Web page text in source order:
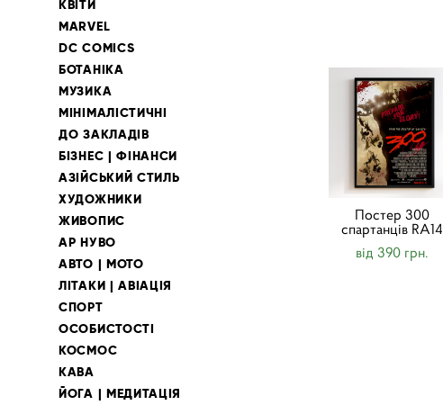
КВІТИ
MARVEL
DC COMICS
БОТАНІКА
МУЗИКА
МІНІМАЛІСТИЧНІ
ДО ЗАКЛАДІВ
БІЗНЕС | ФІНАНСИ
АЗІЙСЬКИЙ СТИЛЬ
ХУДОЖНИКИ
ЖИВОПИС
АР НУВО
АВТО | МОТО
ЛІТАКИ | АВІАЦІЯ
СПОРТ
ОСОБИСТОСТІ
КОСМОС
КАВА
ЙОГА | МЕДИТАЦІЯ
Постер 300
спартанців RA14
від 390 грн.